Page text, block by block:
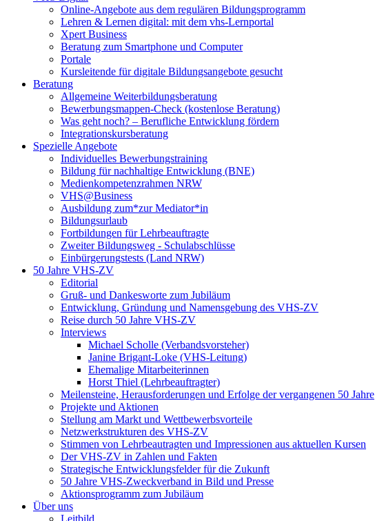
Online-Angebote aus dem regulären Bildungsprogramm
Lehren & Lernen digital: mit dem vhs-Lernportal
Xpert Business
Beratung zum Smartphone und Computer
Portale
Kursleitende für digitale Bildungsangebote gesucht
Beratung
Allgemeine Weiterbildungsberatung
Bewerbungsmappen-Check (kostenlose Beratung)
Was geht noch? – Berufliche Entwicklung fördern
Integrationskursberatung
Spezielle Angebote
Individuelles Bewerbungstraining
Bildung für nachhaltige Entwicklung (BNE)
Medienkompetenzrahmen NRW
VHS@Business
Ausbildung zum*zur Mediator*in
Bildungsurlaub
Fortbildungen für Lehrbeauftragte
Zweiter Bildungsweg - Schulabschlüsse
Einbürgerungstests (Land NRW)
50 Jahre VHS-ZV
Editorial
Gruß- und Dankesworte zum Jubiläum
Entwicklung, Gründung und Namensgebung des VHS-ZV
Reise durch 50 Jahre VHS-ZV
Interviews
Michael Scholle (Verbandsvorsteher)
Janine Brigant-Loke (VHS-Leitung)
Ehemalige Mitarbeiterinnen
Horst Thiel (Lehrbeauftragter)
Meilensteine, Herausforderungen und Erfolge der vergangenen 50 Jahre
Projekte und Aktionen
Stellung am Markt und Wettbewerbsvorteile
Netzwerkstrukturen des VHS-ZV
Stimmen von Lehrbeautragten und Impressionen aus aktuellen Kursen
Der VHS-ZV in Zahlen und Fakten
Strategische Entwicklungsfelder für die Zukunft
50 Jahre VHS-Zweckverband in Bild und Presse
Aktionsprogramm zum Jubiläum
Über uns
Leitbild